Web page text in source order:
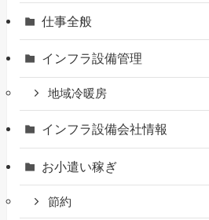
仕事全般
インフラ設備管理
地域冷暖房
インフラ設備会社情報
お小遣い稼ぎ
節約